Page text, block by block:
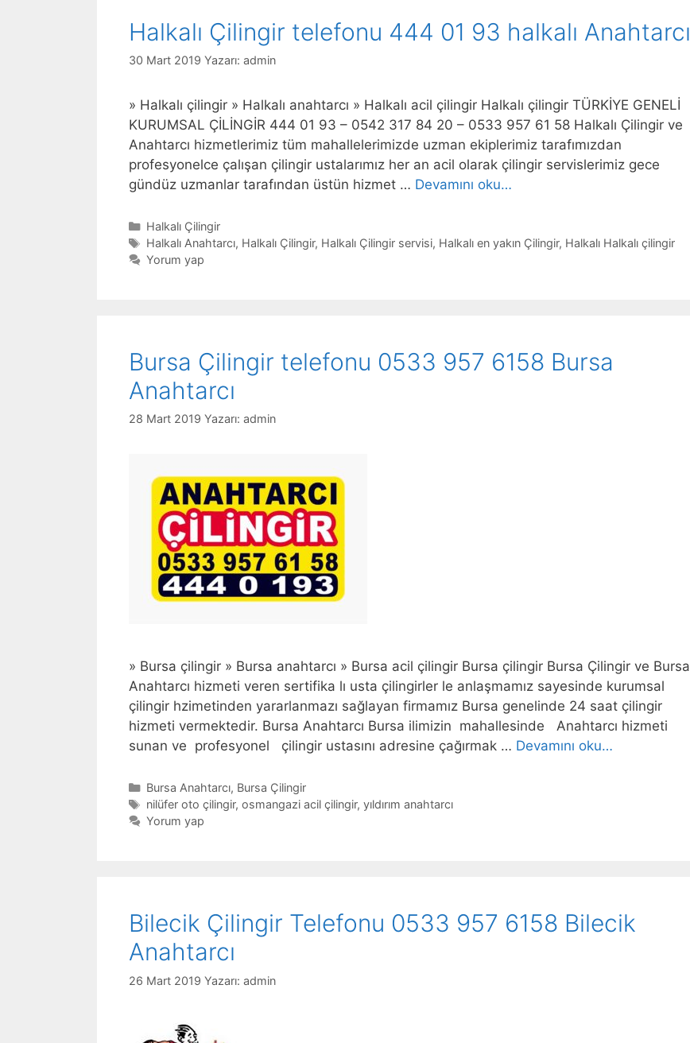
Halkalı Çilingir telefonu 444 01 93 halkalı Anahtarcı
30 Mart 2019 Yazarı: admin
» Halkalı çilingir » Halkalı anahtarcı » Halkalı acil çilingir Halkalı çilingir TÜRKİYE GENELİ
KURUMSAL ÇİLİNGİR 444 01 93 – 0542 317 84 20 – 0533 957 61 58 Halkalı Çilingir ve
Anahtarcı hizmetlerimiz tüm mahallelerimizde uzman ekiplerimiz tarafımızdan
profesyonelce çalışan çilingir ustalarımız her an acil olarak çilingir servislerimiz gece
gündüz uzmanlar tarafından üstün hizmet … Devamını oku…
Kategoriler
Halkalı Çilingir
Etiketler
Halkalı Anahtarcı, Halkalı Çilingir, Halkalı Çilingir servisi, Halkalı en yakın Çilingir, Halkalı Halkalı çilingir
Yorum yap
Bursa Çilingir telefonu 0533 957 6158 Bursa
Anahtarcı
28 Mart 2019 Yazarı: admin
» Bursa çilingir » Bursa anahtarcı » Bursa acil çilingir Bursa çilingir Bursa Çilingir ve Bursa
Anahtarcı hizmeti veren sertifika lı usta çilingirler le anlaşmamız sayesinde kurumsal
çilingir hzimetinden yararlanmazı sağlayan firmamız Bursa genelinde 24 saat çilingir
hizmeti vermektedir. Bursa Anahtarcı Bursa ilimizin mahallesinde Anahtarcı hizmeti
sunan ve profesyonel çilingir ustasını adresine çağırmak … Devamını oku…
Kategoriler
Bursa Anahtarcı, Bursa Çilingir
Etiketler
nilüfer oto çilingir, osmangazi acil çilingir, yıldırım anahtarcı
Yorum yap
Bilecik Çilingir Telefonu 0533 957 6158 Bilecik
Anahtarcı
26 Mart 2019 Yazarı: admin